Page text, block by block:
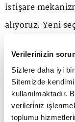
Verilerinizin
Sizlere daha iyi
Sitemizde
kullanılmaktadır.
verileriniz
toplumu
istişare
alıyoruz. Yeni
küresel iş
binlerce odayı
dışında da